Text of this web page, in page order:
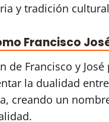
y tradición
Francisco
de Francisco y José
la dualidad
creando un